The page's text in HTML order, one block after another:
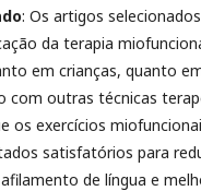
: Os artigos
da terapia
em crianças, quanto
com outras técnicas
os exercícios
satisfatórios para
de língua e